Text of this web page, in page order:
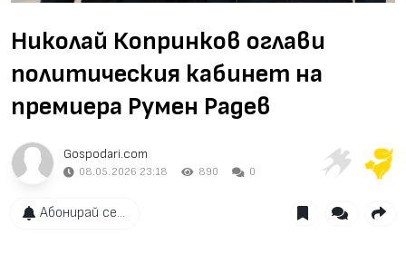
Video
Николай Копринков оглави
политическия кабинет на
премиера Румен Радев
Gospodari.com
08.05.2026 23:18 890 0
Абонирай се...